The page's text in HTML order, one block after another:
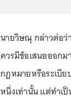
นายวิษณุ กล่าวต่อว่
ควรมีข้อเสนอออกม
กฎหมายหรือระเบี
หนึ่งเท่านั้น แต่ทำเ